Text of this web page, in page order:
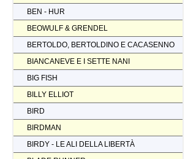
BEN - HUR
BEOWULF & GRENDEL
BERTOLDO, BERTOLDINO E CACASENNO
BIANCANEVE E I SETTE NANI
BIG FISH
BILLY ELLIOT
BIRD
BIRDMAN
BIRDY - LE ALI DELLA LIBERTÀ